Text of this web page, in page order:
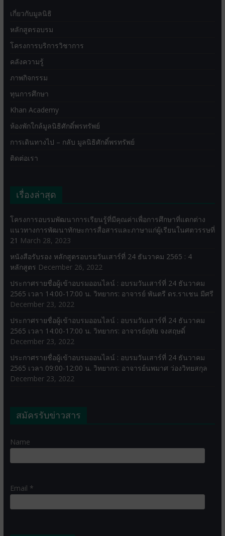
เกี่ยวกับมูลนิธิ
หลักสูตรอบรม
โครงการบริการวิชาการ
คลังความรู้
ภาพกิจกรรม
ทุนการศึกษา
Khan Academy
ห้องพักใกล้มูลนิธิศักดิ์พรทรัพย์
การเดินทางไป – กลับ มูลนิธิศักดิ์พรทรัพย์
ติดต่อเรา
เรื่องล่าสุด
โครงการอบรมพัฒนาการเรียนรู้ที่มีคุณค่าเพื่อการศึกษาที่แตกต่าง
แนวทางการพัฒนาทักษะการสื่อสารและภาษาแก่ผู้เรียนในศตวรรษที่
21 March 28, 2023
หนังสือรับรอง หลักสูตรอบรมวันเสาร์ที่ 24 ธันวาคม 2565 : 4
หลักสูตร December 26, 2022
ประกาศรายชื่อผู้เข้าอบรมออนไลน์ : อบรมวันเสาร์ที่ 24 ธันวาคม
2565 เวลา 14:00-17:00 น. วิทยากร: อาจารย์ พันตรี ดร.ราเชน มีศรี
December 23, 2022
ประกาศรายชื่อผู้เข้าอบรมออนไลน์ : อบรมวันเสาร์ที่ 24 ธันวาคม
2565 เวลา 14:00-17:00 น. วิทยากร: อาจารย์ฤทัย จงสฤษดิ์
December 23, 2022
ประกาศรายชื่อผู้เข้าอบรมออนไลน์ : อบรมวันเสาร์ที่ 24 ธันวาคม
2565 เวลา 09:00-12:00 น. วิทยากร: อาจารย์นพมาศ ว่องวิทยสกุล
December 23, 2022
สมัครรับข่าวสาร
Name
Email *